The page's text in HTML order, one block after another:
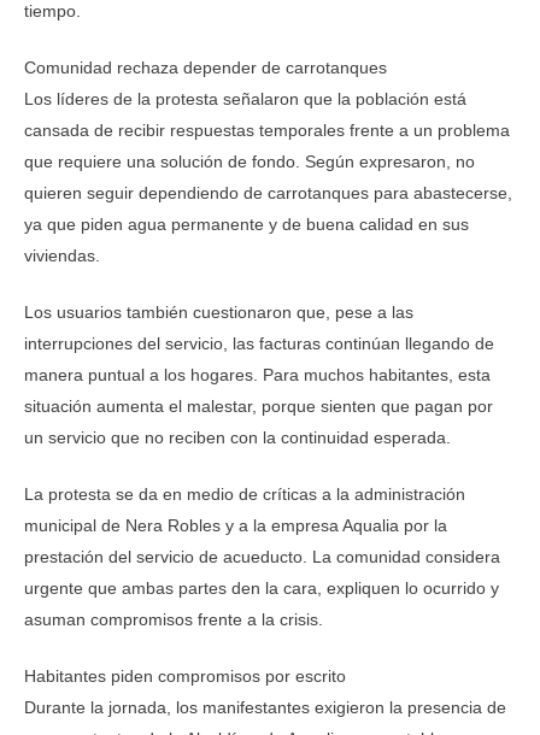
tiempo.
Comunidad rechaza depender de carrotanques
Los líderes de la protesta señalaron que la población está
cansada de recibir respuestas temporales frente a un problema
que requiere una solución de fondo. Según expresaron, no
quieren seguir dependiendo de carrotanques para abastecerse,
ya que piden agua permanente y de buena calidad en sus
viviendas.
Los usuarios también cuestionaron que, pese a las
interrupciones del servicio, las facturas continúan llegando de
manera puntual a los hogares. Para muchos habitantes, esta
situación aumenta el malestar, porque sienten que pagan por
un servicio que no reciben con la continuidad esperada.
La protesta se da en medio de críticas a la administración
municipal de Nera Robles y a la empresa Aqualia por la
prestación del servicio de acueducto. La comunidad considera
urgente que ambas partes den la cara, expliquen lo ocurrido y
asuman compromisos frente a la crisis.
Habitantes piden compromisos por escrito
Durante la jornada, los manifestantes exigieron la presencia de